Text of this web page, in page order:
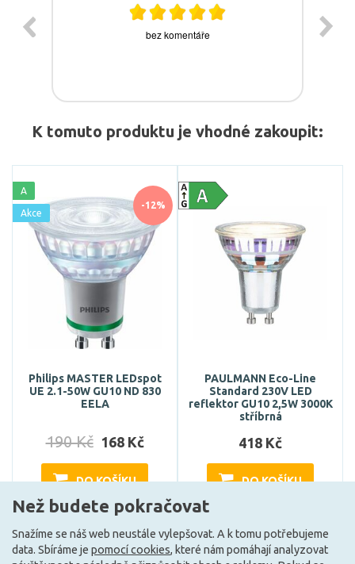
K tomuto produktu je vhodné zakoupit:
-12%
A
Akce
Philips MASTER LEDspot
UE 2.1-50W GU10 ND 830
EELA
190 Kč 168 Kč
DO KOŠÍKU
Skladem e-shop (4 ks)
PAULMANN Eco-Line
Standard 230V LED
reflektor GU10 2,5W 3000K
stříbrná
418 Kč
DO KOŠÍKU
Může být u Vás 17. 8.
Než budete pokračovat
Snažíme se náš web neustále vylepšovat. A k tomu potřebujeme
data. Sbíráme je pomocí cookies, které nám pomáhají analyzovat